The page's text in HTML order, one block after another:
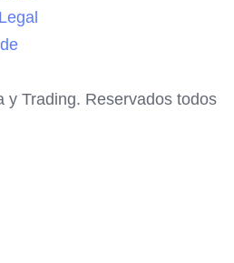
Legal
y Trading. Reservados todos